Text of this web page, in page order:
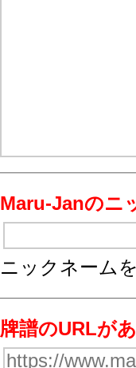
Maru-Janのニ
ニックネーム
牌譜のURLが